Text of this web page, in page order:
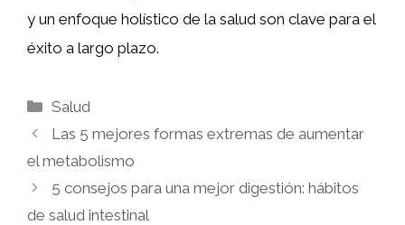
y un enfoque holístico de la salud son clave para el
éxito a largo plazo.
Categories
Salud
Las 5 mejores formas extremas de aumentar
el metabolismo
5 consejos para una mejor digestión: hábitos
de salud intestinal